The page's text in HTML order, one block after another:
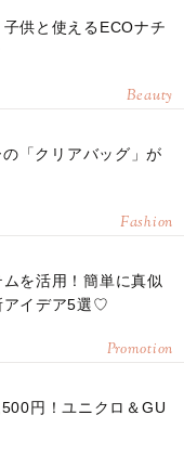
供と使えるECOナチ
Beauty
「クリアバッグ」が
Fashion
を活用！簡単に真似
アイデア5選♡
Promotion
円！ユニクロ＆GU